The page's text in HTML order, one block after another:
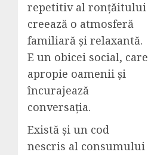
repetitiv al ronțăitului
creează o atmosferă
familiară și relaxantă.
E un obicei social, care
apropie oamenii și
încurajează
conversația.
Există și un cod
nescris al consumului